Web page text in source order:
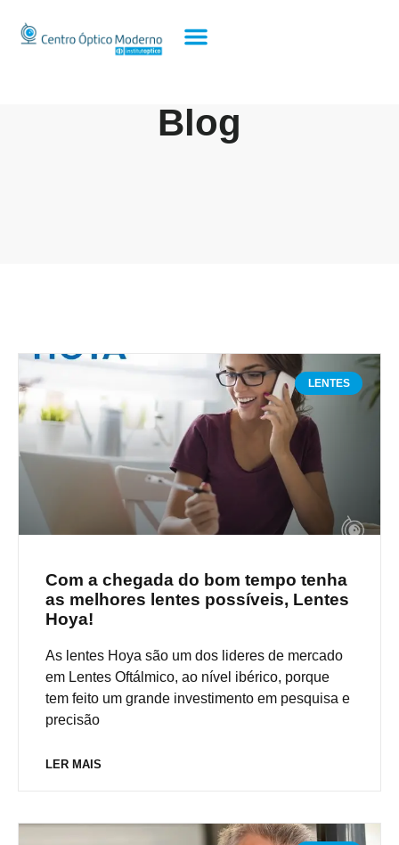
Blog
LENTES
Com a chegada do bom tempo tenha
as melhores lentes possíveis, Lentes
Hoya!
As lentes Hoya são um dos lideres de mercado
em Lentes Oftálmico, ao nível ibérico, porque
tem feito um grande investimento em pesquisa e
precisão
LER MAIS